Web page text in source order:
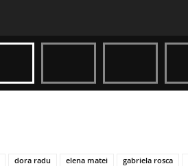
dora radu elena matei gabriela rosca